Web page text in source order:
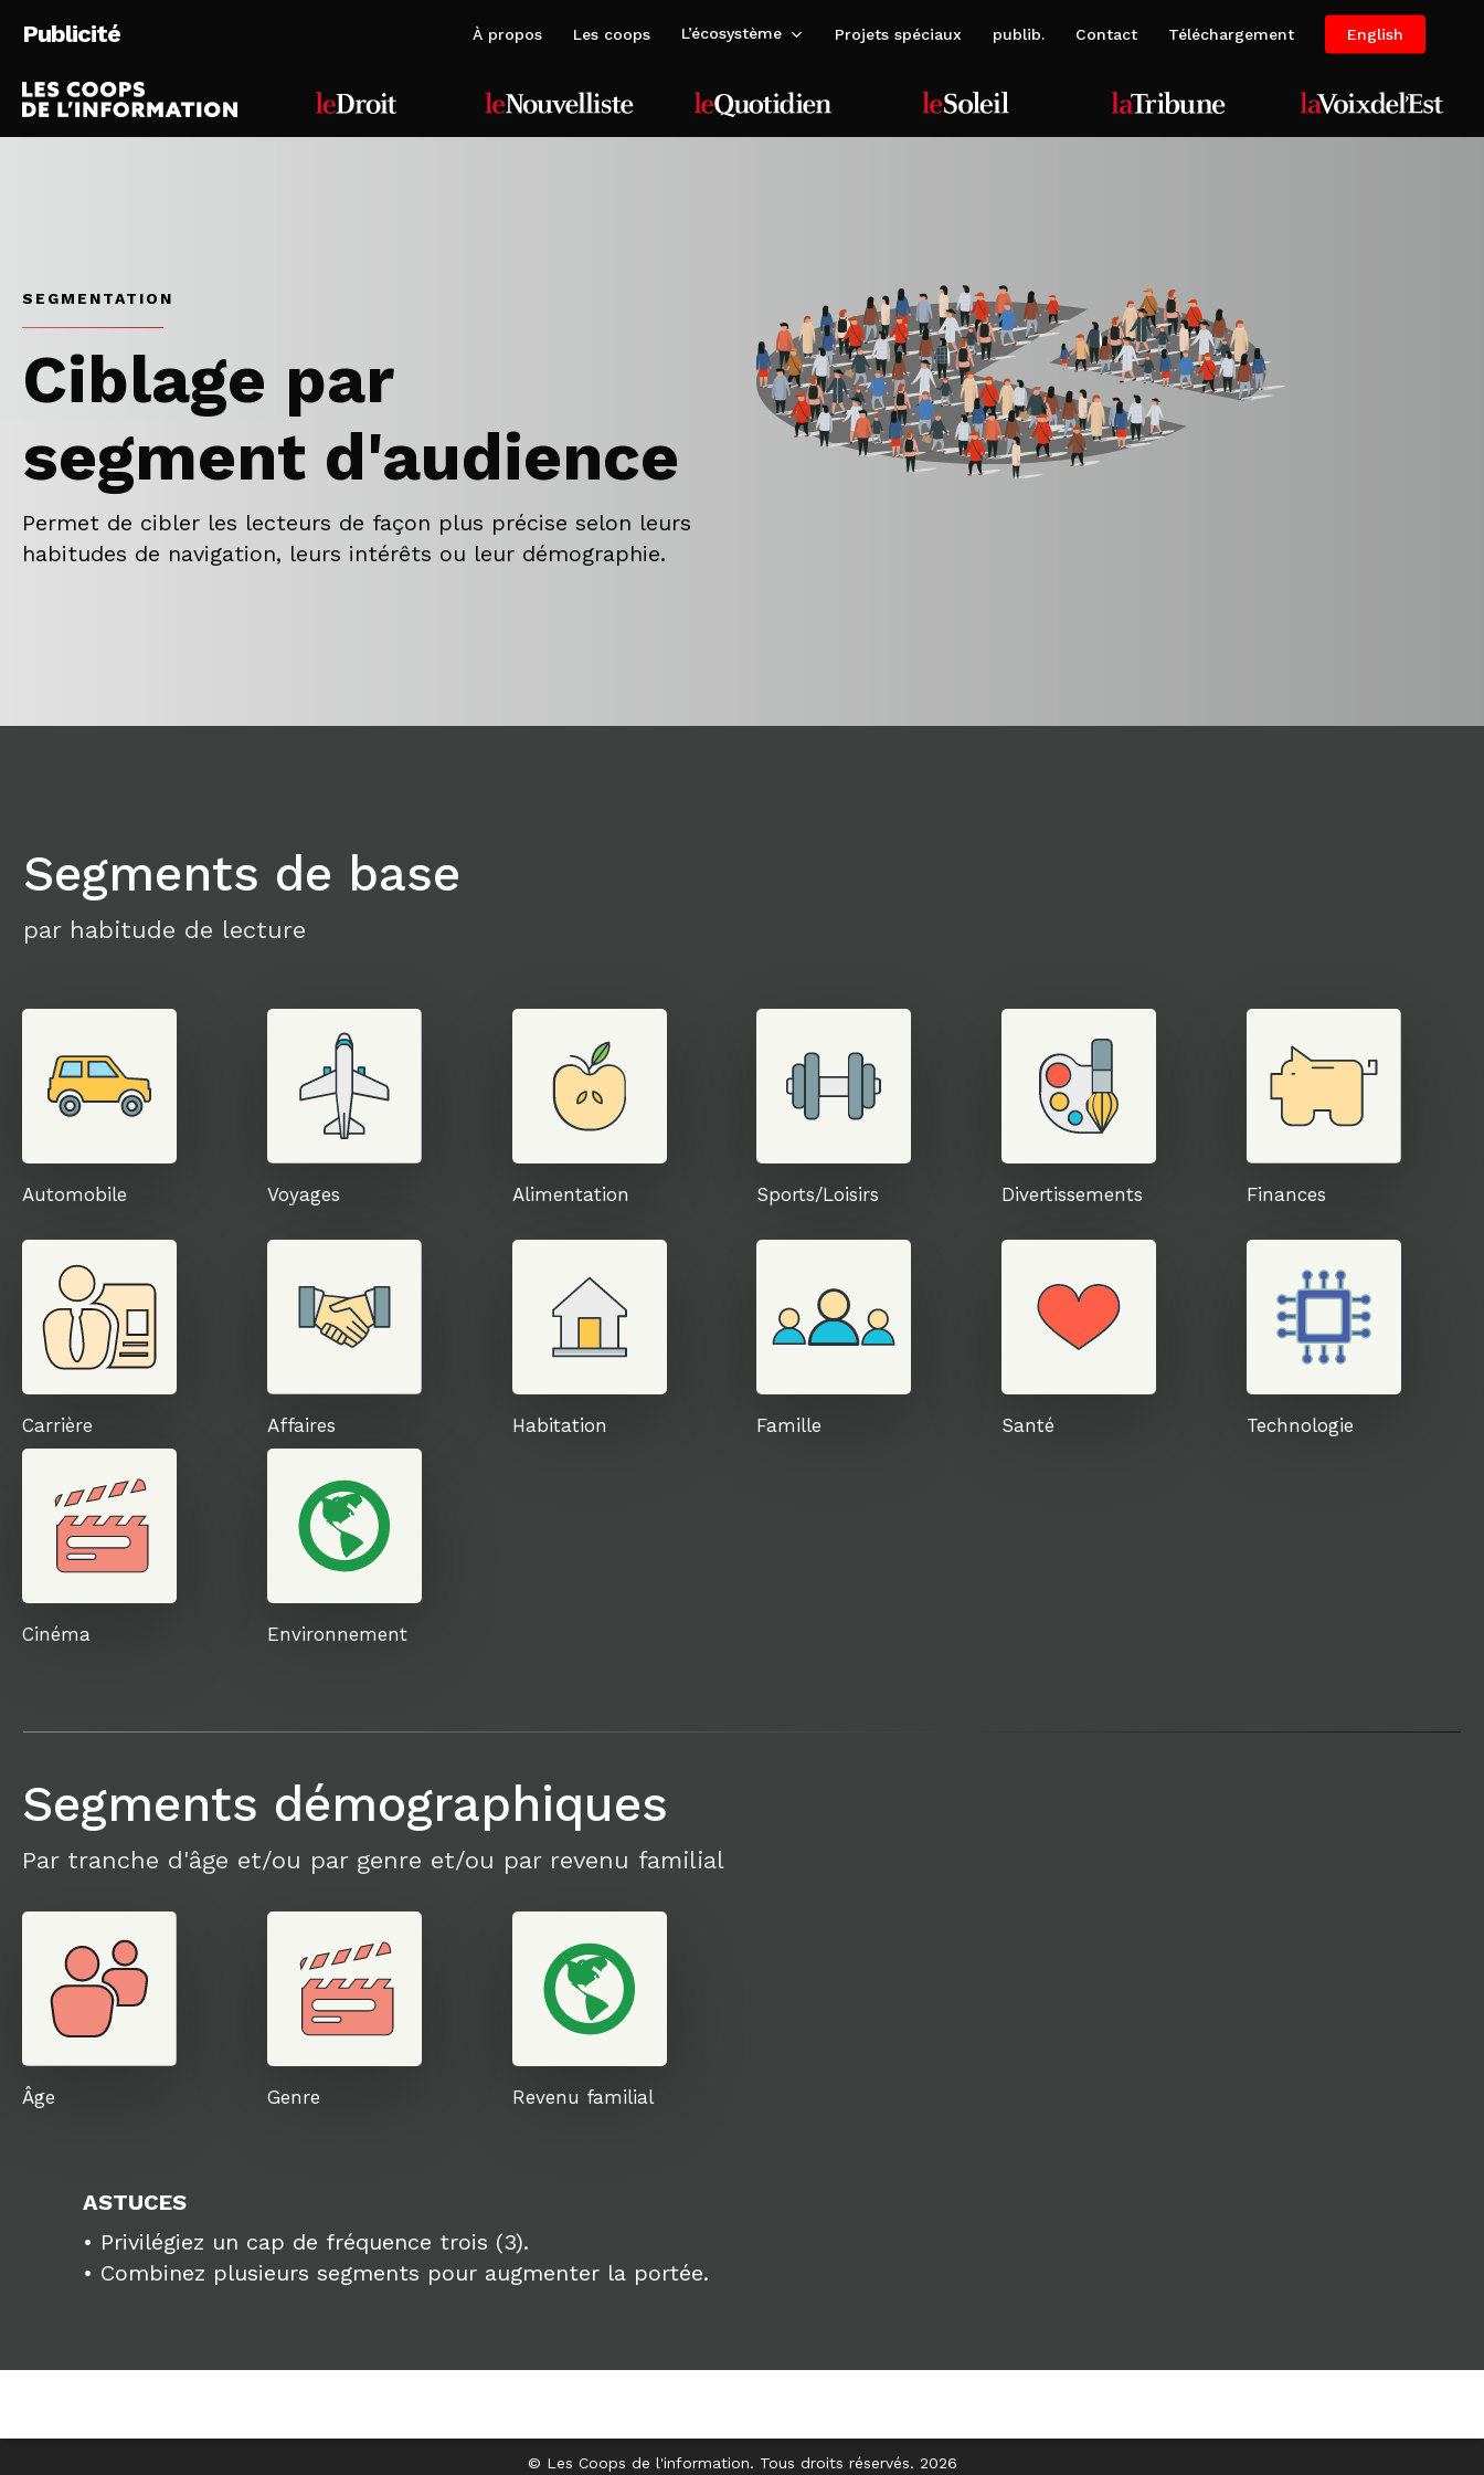
content
Publicité À propos Les coops L’écosystème Projets spéciaux publib. Contact Téléchargement English
SEGMENTATION
Ciblage par
segment d'audience
Permet de cibler les lecteurs de façon plus précise selon leurs
habitudes de navigation, leurs intérêts ou leur démographie.
Segments de base
par habitude de lecture
Automobile Voyages Alimentation Sports/Loisirs Divertissements Finances
Carrière Affaires Habitation Famille Santé Technologie
Cinéma Environnement
Segments démographiques
Par tranche d'âge et/ou par genre et/ou par revenu familial
Âge Genre Revenu familial
ASTUCES
• Privilégiez un cap de fréquence trois (3).
• Combinez plusieurs segments pour augmenter la portée.
© Les Coops de l'information. Tous droits réservés. 2026